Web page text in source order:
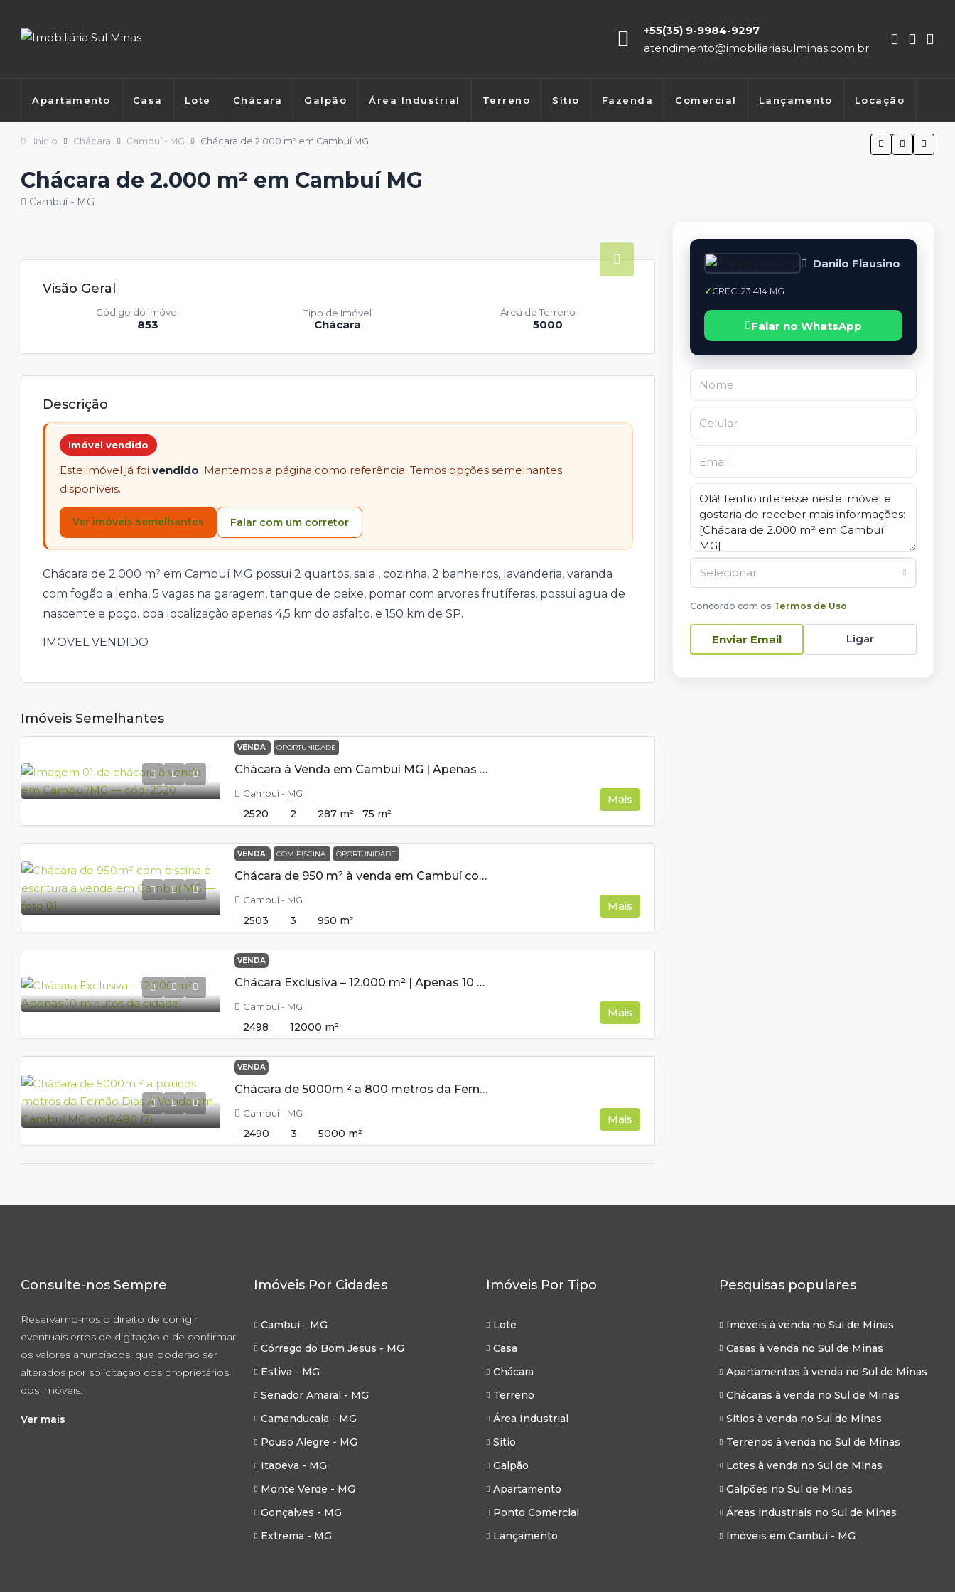
+55(35) 9-9984-9297
atendimento@imobiliariasulminas.com.br
Apartamento Casa Lote Chácara Galpão Área Industrial Terreno Sítio Fazenda Comercial Lançamento Locação
Início Chácara Cambuí - MG Chácara de 2.000 m² em Cambuí MG
Chácara de 2.000 m² em Cambuí MG
Cambuí - MG
Visão Geral
853
Código do Imóvel
Chácara
Tipo de Imóvel
5000
Área do Terreno
Descrição
Imóvel vendido
Este imóvel já foi vendido. Mantemos a página como referência. Temos opções semelhantes
disponíveis.
Ver imóveis semelhantes Falar com um corretor
Chácara de 2.000 m² em Cambuí MG possui 2 quartos, sala , cozinha, 2 banheiros, lavanderia, varanda
com fogão a lenha, 5 vagas na garagem, tanque de peixe, pomar com arvores frutíferas, possui agua de
nascente e poço. boa localização apenas 4,5 km do asfalto. e 150 km de SP.
IMOVEL VENDIDO
Imóveis Semelhantes
VENDA OPORTUNIDADE
Chácara à Venda em Cambuí MG | Apenas 6 km de asfalto!
Cambuí - MG
2520 2 287 m² 75 m²
Mais
VENDA COM PISCINA OPORTUNIDADE
Chácara de 950 m² à venda em Cambuí com piscina
Cambuí - MG
2503 3 950 m²
Mais
VENDA
Chácara Exclusiva – 12.000 m² | Apenas 10 minutos da cidade!
Cambuí - MG
2498 12000 m²
Mais
VENDA
Chácara de 5000m ² a 800 metros da Fernão Dias À Venda em Cambuí MG
Cambuí - MG
2490 3 5000 m²
Mais
Danilo Flausino
CRECI 23.414 MG
Falar no WhatsApp
Selecionar
Concordo com os Termos de Uso
Enviar Email Ligar
Consulte-nos Sempre
Reservamo-nos o direito de corrigir
eventuais erros de digitação e de confirmar
os valores anunciados, que poderão ser
alterados por solicitação dos proprietários
dos imóveis.
Ver mais
Imóveis Por Cidades
Cambuí - MG
Córrego do Bom Jesus - MG
Estiva - MG
Senador Amaral - MG
Camanducaia - MG
Pouso Alegre - MG
Itapeva - MG
Monte Verde - MG
Gonçalves - MG
Extrema - MG
Imóveis Por Tipo
Lote
Casa
Chácara
Terreno
Área Industrial
Sítio
Galpão
Apartamento
Ponto Comercial
Lançamento
Pesquisas populares
Imóveis à venda no Sul de Minas
Casas à venda no Sul de Minas
Apartamentos à venda no Sul de Minas
Chácaras à venda no Sul de Minas
Sítios à venda no Sul de Minas
Terrenos à venda no Sul de Minas
Lotes à venda no Sul de Minas
Galpões no Sul de Minas
Áreas industriais no Sul de Minas
Imóveis em Cambuí - MG